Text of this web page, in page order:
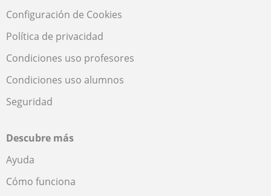
Configuración de Cookies
Política de privacidad
Condiciones uso profesores
Condiciones uso alumnos
Seguridad
Descubre más
Ayuda
Cómo funciona